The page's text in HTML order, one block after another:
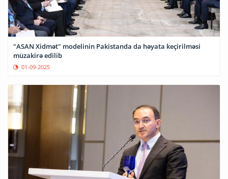
"ASAN Xidmət" modelinin Pakistanda da həyata keçirilməsi
müzakirə edilib
01-09-2025